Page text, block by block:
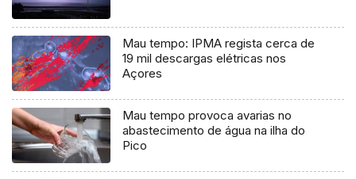
Mau tempo: IPMA regista cerca de
19 mil descargas elétricas nos
Açores
Mau tempo provoca avarias no
abastecimento de água na ilha do
Pico